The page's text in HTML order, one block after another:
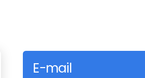
E-mail